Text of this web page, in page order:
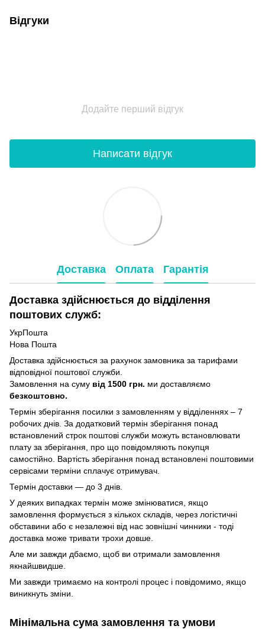
Відгуки
Додайте перший відгук
Написати відгук
Доставка Оплата Гарантія
Доставка здійснюється до відділення
поштових служб:
УкрПошта
Нова Пошта
Доставка здійснюється за рахунок замовника за тарифами
відповідної поштової служби.
Замовлення на суму від 1500 грн. ми доставляємо
безкоштовно.
Термін зберігання посилки з замовленням у відділеннях – 7
робочих днів. За додатковий термін зберігання понад
встановлений строк поштові служби можуть встановлювати
плату за зберігання, про що повідомляють покупця
самостійно. Вартість зберігання понад вcтановлені поштовими
сервісами терміни сплачує отримувач.
Термін доставки — до 3 днів.
У деяких випадках термін може змінюватися, якщо
замовлення формується з кількох складів, через логістичні
обставини або є незалежні від нас зовнішні чинники - тоді
доставка може тривати трохи довше.
Але ми завжди дбаємо, щоб ви отримали замовлення
якнайшвидше.
Ми завжди тримаємо на контролі процес і повідомимо, якщо
виникнуть зміни.
Мінімальна сума замовлення та умови